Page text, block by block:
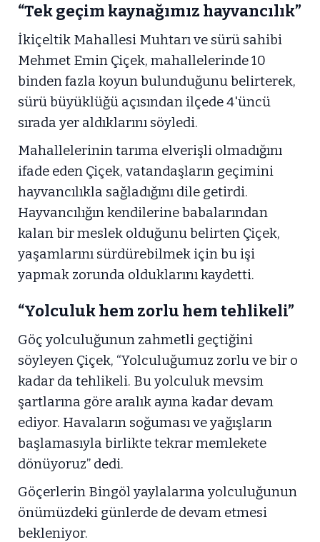
“Tek geçim kaynağımız hayvancılık”
İkiçeltik Mahallesi Muhtarı ve sürü sahibi
Mehmet Emin Çiçek, mahallelerinde 10
binden fazla koyun bulunduğunu belirterek,
sürü büyüklüğü açısından ilçede 4'üncü
sırada yer aldıklarını söyledi.
Mahallelerinin tarıma elverişli olmadığını
ifade eden Çiçek, vatandaşların geçimini
hayvancılıkla sağladığını dile getirdi.
Hayvancılığın kendilerine babalarından
kalan bir meslek olduğunu belirten Çiçek,
yaşamlarını sürdürebilmek için bu işi
yapmak zorunda olduklarını kaydetti.
“Yolculuk hem zorlu hem tehlikeli”
Göç yolculuğunun zahmetli geçtiğini
söyleyen Çiçek, “Yolculuğumuz zorlu ve bir o
kadar da tehlikeli. Bu yolculuk mevsim
şartlarına göre aralık ayına kadar devam
ediyor. Havaların soğuması ve yağışların
başlamasıyla birlikte tekrar memlekete
dönüyoruz” dedi.
Göçerlerin Bingöl yaylalarına yolculuğunun
önümüzdeki günlerde de devam etmesi
bekleniyor.